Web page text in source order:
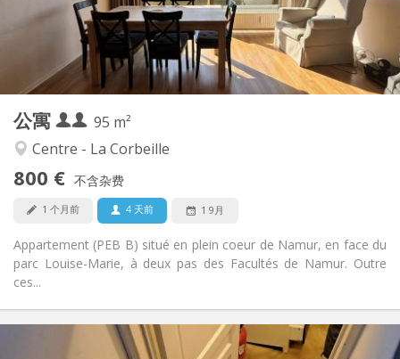
公寓
95 m²
Centre - La Corbeille
800 € 不含杂费
1 个月前 4 天前 1 9月
Appartement (PEB B) situé en plein coeur de Namur, en face du
parc Louise-Marie, à deux pas des Facultés de Namur. Outre
ces...
布局
共用
厨房:
共用
面积:
95 m
2
私人房间:
1
实用信息